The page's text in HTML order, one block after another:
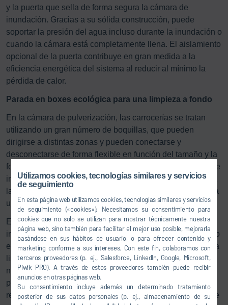
Utilizamos cookies, tecnologías similares y servicios
de seguimiento
En esta página web utilizamos cookies, tecnologías similares y servicios
de seguimiento («cookies»). Necesitamos su consentimiento para
cookies que no solo se utilizan para mostrar técnicamente nuestra
página web, sino también para facilitar el mejor uso posible, mejorarla
basándose en sus hábitos de usuario, o para ofrecer contenido y
marketing conforme a sus intereses. Con este fin, colaboramos con
terceros proveedores (p. ej., Salesforce, LinkedIn, Google, Microsoft,
Piwik PRO). A través de estos proveedores también puede recibir
anuncios en otras páginas web.
Su consentimiento incluye además un determinado tratamiento
posterior de sus datos personales (p. ej., almacenamiento de su
y la puerta que sella de forma segura la cámara de
inundación. Gracias a su sólida construcción, puede
soportar la presión del agua incluso durante la inundación o
cuando la cámara está completamente llena. El aislamiento
opcional de la puerta contribuye en gran medida a la
eficiencia energética del sistema al reducir al mínimo la
pérdida de calor.
Parada en boxes ecológica para una limpieza a fondo
En la cámara de pulverización, las carrocerías se tratan
utilizando un gran número de boquillas, que pueden
dirigirse a distintas zonas y pueden conectarse y
desconectarse de forma flexible en función del tamaño y la
forma de las carrocerías. De este modo, pueden alcanzarse
incluso zonas críticas como los bordes de las puertas. Una
lanza con una boquilla giratoria especial también garantiza
una limpieza específica y eficaz del interior.
En la cámara de inundación, el fluido de tratamiento se
introduce en la cámara desde un tanque intermedio situado
en la parte superior. El impulso resultante ayuda aún más a
limpiar la carrocería y solo se utiliza la cantidad de fluido
necesaria para el tamaño respectivo de la carrocería. El
proceso de filtración para reciclar el fluido de limpieza se
realiza en el flujo de volumen total al volver del depósito de